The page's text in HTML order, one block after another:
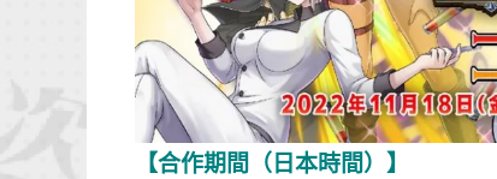
【合作期間（日本時間）】